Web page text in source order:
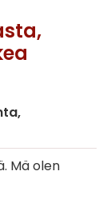
Mä olen